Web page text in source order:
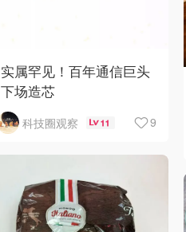
实属罕见！百年通信巨头
下场造芯
科技圈观察 11 9